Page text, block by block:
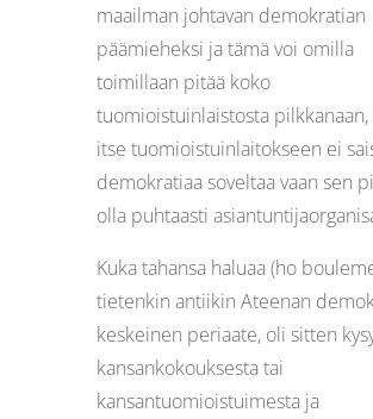
maailman johtavan demokratian
päämieheksi ja tämä voi omilla
toimillaan pitää koko
tuomioistuinlaistosta
itse tuomioistuinlaitokseen ei
demokratiaa soveltaa vaan sen
olla puhtaasti
Kuka tahansa haluaa (ho
tietenkin antiikin Ateenan
keskeinen periaate, oli sitten
kansankokouksesta tai
kansantuomioistuimesta ja